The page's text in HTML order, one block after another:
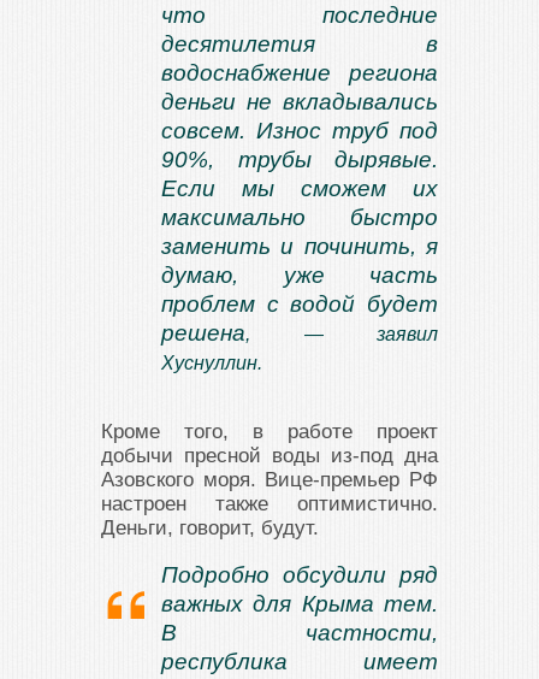
что последние
десятилетия в
водоснабжение региона
деньги не вкладывались
совсем. Износ труб под
90%, трубы дырявые.
Если мы сможем их
максимально быстро
заменить и починить, я
думаю, уже часть
проблем с водой будет
решена, — заявил
Хуснуллин.
Кроме того, в работе проект
добычи пресной воды из-под дна
Азовского моря. Вице-премьер РФ
настроен также оптимистично.
Деньги, говорит, будут.
Подробно обсудили ряд
важных для Крыма тем.
В частности,
республика имеет